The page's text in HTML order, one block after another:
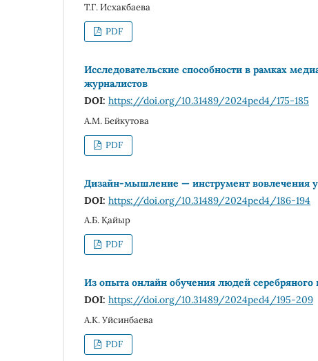
Т.Г. Исхакбаева
PDF
Исследовательские способности в рамках
журналистов
DOI: https://doi.org/10.31489/2024ped4/175-185
А.М. Бейкутова
PDF
Дизайн-мышление — инструмент вовлечения
DOI: https://doi.org/10.31489/2024ped4/186-194
А.Б. Қайыр
PDF
Из опыта онлайн обучения людей серебряного
DOI: https://doi.org/10.31489/2024ped4/195-209
А.К. Уйсинбаева
PDF